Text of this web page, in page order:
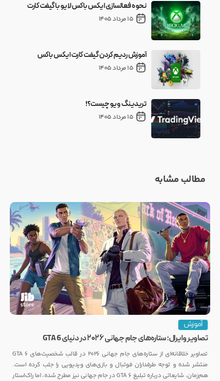
نحوه فعالسازی ایکس باکس لایو با گیفت کارت
15 مرداد 1405
آموزش ردیم کردن گیفت کارت ایکس باکس
15 مرداد 1405
تریدینگ ویو چیست؟!
15 مرداد 1405
مطالب مشابه
آموزش
تصاویر وایرال؛ ستاره‌های جام جهانی ۲۰۲۶ در دنیای GTA 6
تصاویر خلاقانه‌ای از ستاره‌های جام جهانی ۲۰۲۶ در قالب شخصیت‌های GTA 6
منتشر شده و توجه طرفداران فوتبال و بازی‌های ویدیویی را جلب کرده است.
هم‌زمان، شایعاتی درباره تبلیغ GTA 6 در جام جهانی نیز مطرح شده، اما راک‌استار